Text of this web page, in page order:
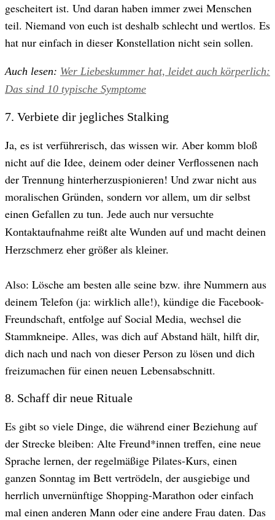
gescheitert ist. Und daran haben immer zwei Menschen
teil. Niemand von euch ist deshalb schlecht und wertlos. Es
hat nur einfach in dieser Konstellation nicht sein sollen.
Auch lesen: Wer Liebeskummer hat, leidet auch körperlich:
Das sind 10 typische Symptome
7. Verbiete dir jegliches Stalking
Ja, es ist verführerisch, das wissen wir. Aber komm bloß
nicht auf die Idee, deinem oder deiner Verflossenen nach
der Trennung hinterherzuspionieren! Und zwar nicht aus
moralischen Gründen, sondern vor allem, um dir selbst
einen Gefallen zu tun. Jede auch nur versuchte
Kontaktaufnahme reißt alte Wunden auf und macht deinen
Herzschmerz eher größer als kleiner.
Also: Lösche am besten alle seine bzw. ihre Nummern aus
deinem Telefon (ja: wirklich alle!), kündige die Facebook-
Freundschaft, entfolge auf Social Media, wechsel die
Stammkneipe. Alles, was dich auf Abstand hält, hilft dir,
dich nach und nach von dieser Person zu lösen und dich
freizumachen für einen neuen Lebensabschnitt.
8. Schaff dir neue Rituale
Es gibt so viele Dinge, die während einer Beziehung auf
der Strecke bleiben: Alte Freund*innen treffen, eine neue
Sprache lernen, der regelmäßige Pilates-Kurs, einen
ganzen Sonntag im Bett vertrödeln, der ausgiebige und
herrlich unvernünftige Shopping-Marathon oder einfach
mal einen anderen Mann oder eine andere Frau daten. Das